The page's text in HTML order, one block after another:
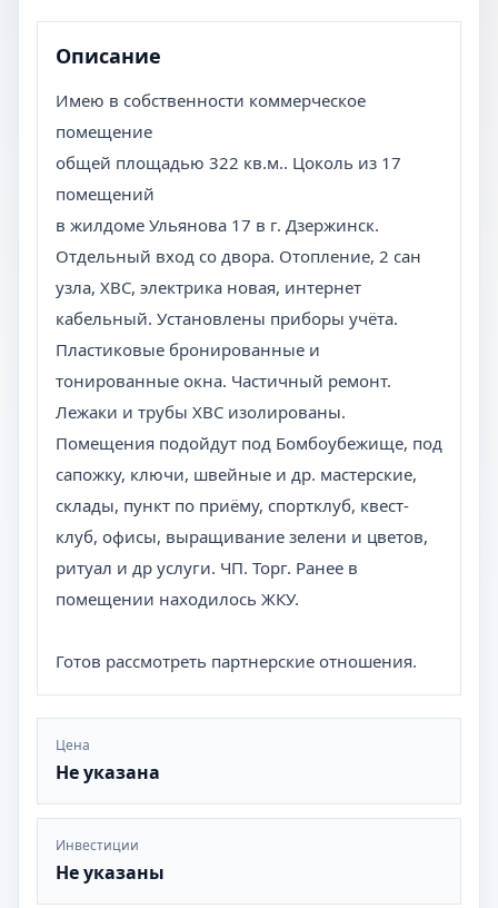
Описание
Имею в собственности коммерческое
помещение
общей площадью 322 кв.м.. Цоколь из 17
помещений
в жилдоме Ульянова 17 в г. Дзержинск.
Отдельный вход со двора. Отопление, 2 сан
узла, ХВС, электрика новая, интернет
кабельный. Установлены приборы учёта.
Пластиковые бронированные и
тонированные окна. Частичный ремонт.
Лежаки и трубы ХВС изолированы.
Помещения подойдут под Бомбоубежище, под
сапожку, ключи, швейные и др. мастерские,
склады, пункт по приёму, спортклуб, квест-
клуб, офисы, выращивание зелени и цветов,
ритуал и др услуги. ЧП. Торг. Ранее в
помещении находилось ЖКУ.
Готов рассмотреть партнерские отношения.
Цена
Не указана
Инвестиции
Не указаны